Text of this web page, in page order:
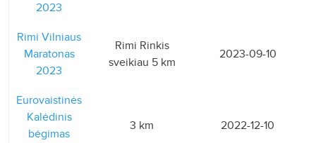
2023
Rimi Vilniaus
Maratonas
2023
Rimi Rinkis
sveikiau 5 km
2023-09-10
Eurovaistinės
Kalėdinis
bėgimas
3 km 2022-12-10